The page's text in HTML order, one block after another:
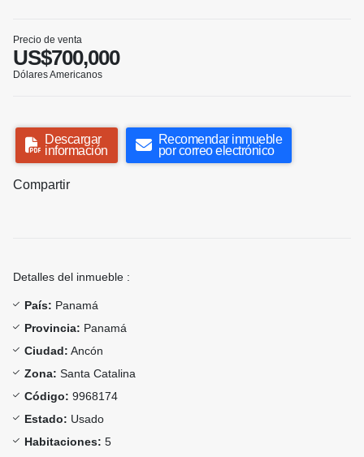
Precio de venta
US$700,000
Dólares Americanos
Descargar
información
Recomendar inmueble
por correo electrónico
Compartir
Detalles del inmueble :
País: Panamá
Provincia: Panamá
Ciudad: Ancón
Zona: Santa Catalina
Código: 9968174
Estado: Usado
Habitaciones: 5